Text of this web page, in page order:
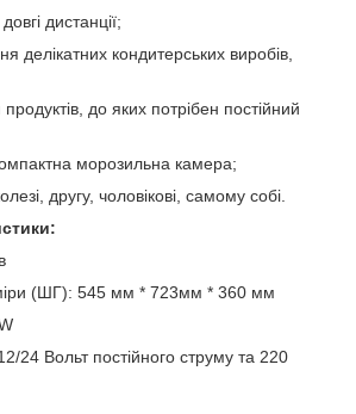
дистанції;
делікатних кондитерських виробів,
до яких потрібен постійний
морозильна камера;
другу, чоловікові, самому собі.
(ШГ): 545 мм * 723мм * 360 мм
24 Вольт постійного струму та 220